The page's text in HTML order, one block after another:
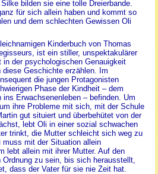
bilden sie eine tolle Dreierbande.
für sich allein haben und kommt so
und dem schlechten Gewissen Oli
Kinderbuch von Thomas
ist ein stiller, unspektakulärer
der psychologischen Genauigkeit
Geschichte erzählen. Im
die jungen Protagonisten
Phase der Kindheit – dem
Erwachsenenleben – befinden. Um
ihre Probleme mit sich, mit der Schule
gut situiert und überbehütet von der
lebt Oli in einer sozial schwachen
trinkt, die Mutter schleicht sich weg zu
muss mit der Situation allein
lebt allein mit ihrer Mutter. Auf den
zu sein, bis sich herausstellt,
dass der Vater für sie nie Zeit hat.